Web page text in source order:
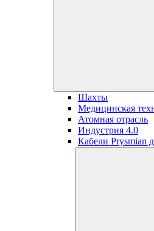
Шахты
Медицинская
Атомная отрасль
Индустрия 4.0
Кабели Prysmian